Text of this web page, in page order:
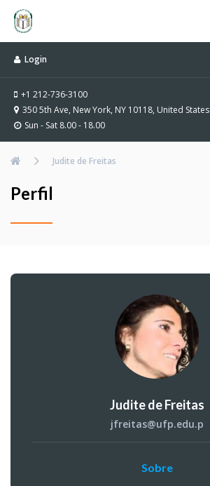
Login
+1 212-736-3100
350 5th Ave, New York, NY 10118, United States
Sun - Sat 8.00 - 18.00
Judite de Freitas
Perfil
Judite de Freitas
jfreitas@ufp.edu.p
Sobre